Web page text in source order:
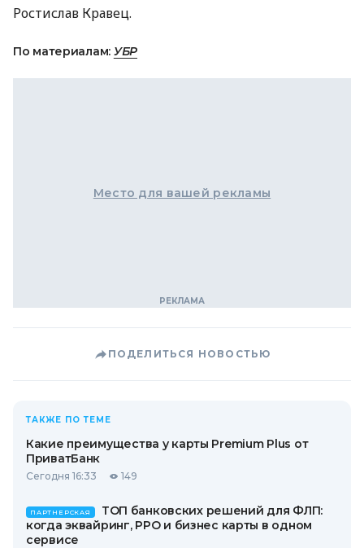
Ростислав Кравец.
По материалам: УБР
Место для вашей рекламы
ПОДЕЛИТЬСЯ НОВОСТЬЮ
ТАКЖЕ ПО ТЕМЕ
Какие преимущества у карты Premium Plus от
ПриватБанк
Сегодня 16:33 149
ПАРТНЕРСКАЯ
ТОП банковских решений для ФЛП:
когда эквайринг, РРО и бизнес карты в одном
сервисе